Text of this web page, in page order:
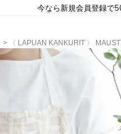
今なら新規会員登録で
〈 LAPUAN KANKURIT 〉